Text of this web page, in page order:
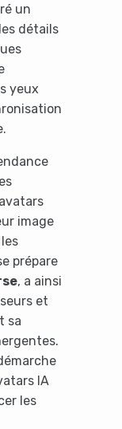
un
détails
yeux
image
prépare
, a ainsi
et
sa
IA
les